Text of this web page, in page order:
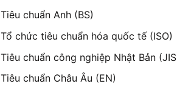
Tiêu chuẩn Anh (BS)
Tổ chức tiêu chuẩn hóa quốc tế (ISO)
Tiêu chuẩn công nghiệp Nhật Bản
Tiêu chuẩn Châu Âu (EN)